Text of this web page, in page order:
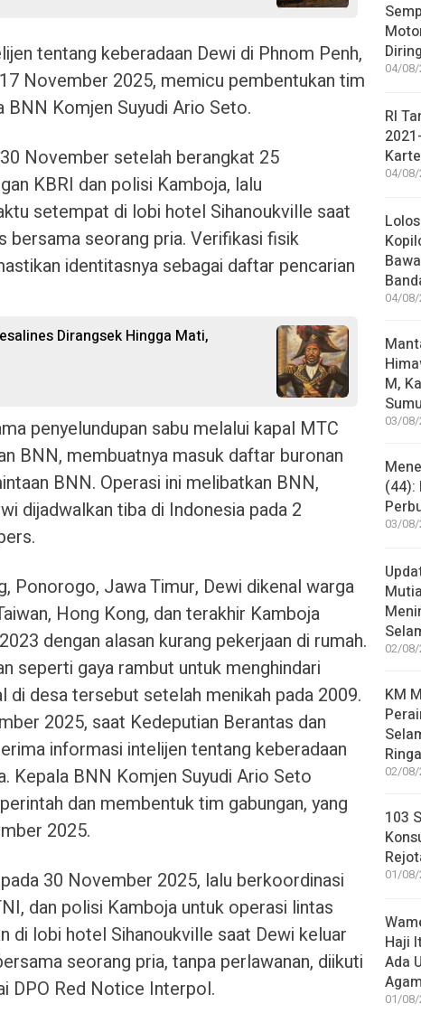
tentang keberadaan Dewi di Phnom Penh,
November 2025, memicu pembentukan tim
Komjen Suyudi Ario Seto.
November setelah berangkat 25
KBRI dan polisi Kamboja, lalu
setempat di lobi hotel Sihanoukville saat
bersama seorang pria. Verifikasi fisik
identitasnya sebagai daftar pencarian
Dirangsek Hingga Mati,
penyelundupan sabu melalui kapal MTC
BNN, membuatnya masuk daftar buronan
BNN. Operasi ini melibatkan BNN,
dijadwalkan tiba di Indonesia pada 2
Ponorogo, Jawa Timur, Dewi dikenal warga
Hong Kong, dan terakhir Kamboja
dengan alasan kurang pekerjaan di rumah.
seperti gaya rambut untuk menghindari
di desa tersebut setelah menikah pada 2009.​
2025, saat Kedeputian Berantas dan
informasi intelijen tentang keberadaan
Kepala BNN Komjen Suyudi Ario Seto
dan membentuk tim gabungan, yang
2025.
30 November 2025, lalu berkoordinasi
dan polisi Kamboja untuk operasi lintas
di lobi hotel Sihanoukville saat Dewi keluar
seorang pria, tanpa perlawanan, diikuti
DPO Red Notice Interpol.
04/08/
RI
04/08/
04/08/
M,
03/08/
(44):
03/08/
02/08/
KM
02/08/
103
01/08/
Haji
Ada
01/08/